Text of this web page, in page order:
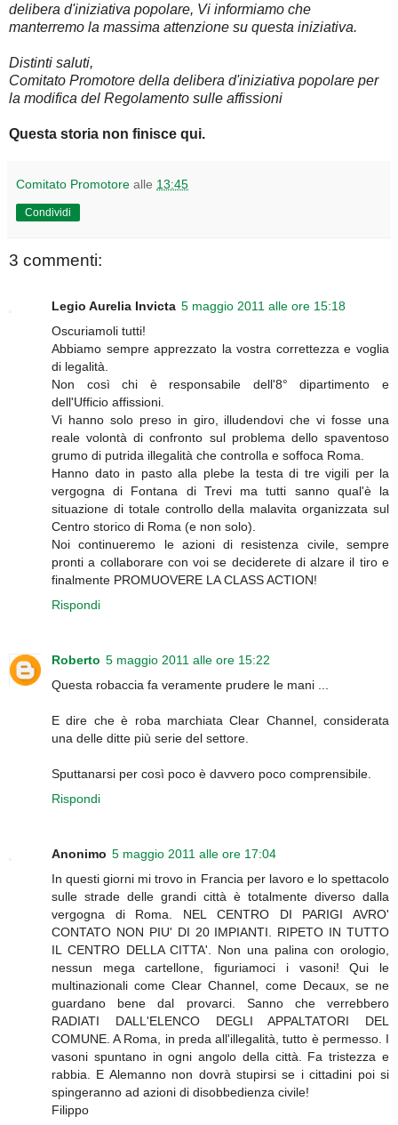
delibera d'iniziativa popolare, Vi informiamo che
manterremo la massima attenzione su questa iniziativa.
Distinti saluti,
Comitato Promotore della delibera d'iniziativa popolare per
la modifica del Regolamento sulle affissioni
Questa storia non finisce qui.
Comitato Promotore alle 13:45
Condividi
3 commenti:
Legio Aurelia Invicta 5 maggio 2011 alle ore 15:18
Oscuriamoli tutti!
Abbiamo sempre apprezzato la vostra correttezza e voglia
di legalità.
Non così chi è responsabile dell'8° dipartimento e
dell'Ufficio affissioni.
Vi hanno solo preso in giro, illudendovi che vi fosse una
reale volontà di confronto sul problema dello spaventoso
grumo di putrida illegalità che controlla e soffoca Roma.
Hanno dato in pasto alla plebe la testa di tre vigili per la
vergogna di Fontana di Trevi ma tutti sanno qual'è la
situazione di totale controllo della malavita organizzata sul
Centro storico di Roma (e non solo).
Noi continueremo le azioni di resistenza civile, sempre
pronti a collaborare con voi se deciderete di alzare il tiro e
finalmente PROMUOVERE LA CLASS ACTION!
Rispondi
Roberto 5 maggio 2011 alle ore 15:22
Questa robaccia fa veramente prudere le mani ...
E dire che è roba marchiata Clear Channel, considerata
una delle ditte più serie del settore.
Sputtanarsi per così poco è davvero poco comprensibile.
Rispondi
Anonimo 5 maggio 2011 alle ore 17:04
In questi giorni mi trovo in Francia per lavoro e lo spettacolo
sulle strade delle grandi città è totalmente diverso dalla
vergogna di Roma. NEL CENTRO DI PARIGI AVRO'
CONTATO NON PIU' DI 20 IMPIANTI. RIPETO IN TUTTO
IL CENTRO DELLA CITTA'. Non una palina con orologio,
nessun mega cartellone, figuriamoci i vasoni! Qui le
multinazionali come Clear Channel, come Decaux, se ne
guardano bene dal provarci. Sanno che verrebbero
RADIATI DALL'ELENCO DEGLI APPALTATORI DEL
COMUNE. A Roma, in preda all'illegalità, tutto è permesso. I
vasoni spuntano in ogni angolo della città. Fa tristezza e
rabbia. E Alemanno non dovrà stupirsi se i cittadini poi si
spingeranno ad azioni di disobbedienza civile!
Filippo